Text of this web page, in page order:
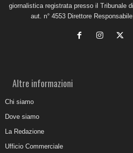
giornalistica registrata presso il Tribunale
aut. n° 4553 Direttore
Altre informazioni
Chi siamo
Dove siamo
La Redazione
Ufficio Commerciale